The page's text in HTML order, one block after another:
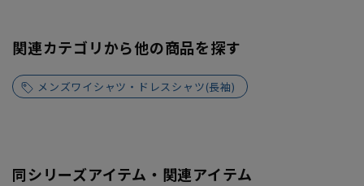
関連カテゴリから他の商品を探す
メンズワイシャツ・ドレスシャツ(長袖)
同シリーズアイテム・関連アイテム